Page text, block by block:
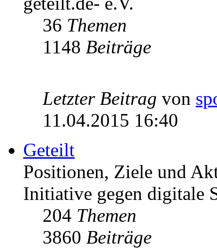
36 Themen
1148 Beiträge
Letzter Beitrag von
11.04.2015 16:40
Geteilt
Positionen, Ziele und
Initiative gegen digitale
204 Themen
3860 Beiträge